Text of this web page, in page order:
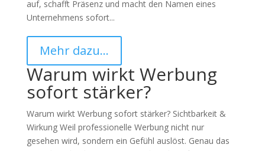
auf, schafft Präsenz und macht den Namen eines
Unternehmens sofort...
Mehr dazu…
Warum wirkt Werbung
sofort stärker?
Warum wirkt Werbung sofort stärker? Sichtbarkeit &
Wirkung Weil professionelle Werbung nicht nur
gesehen wird, sondern ein Gefühl auslöst. Genau das